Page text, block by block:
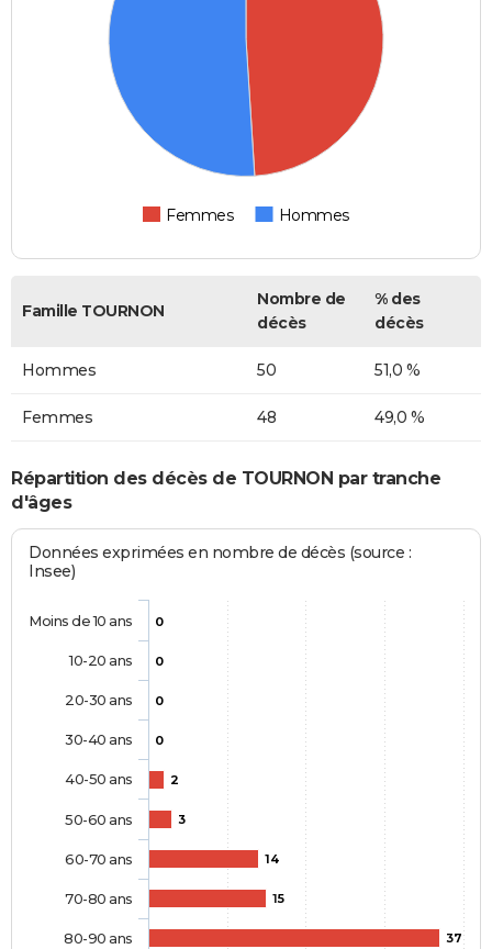
Femmes Hommes
Famille TOURNON
Nombre de
décès
% des
décès
Hommes 50 51,0 %
Femmes 48 49,0 %
Répartition des décès de TOURNON par tranche
d'âges
Données exprimées en nombre de décès (source :
Insee)
0
0
0
0
2
3
14
15
37
Moins de 10 ans
10-20 ans
20-30 ans
30-40 ans
40-50 ans
50-60 ans
60-70 ans
70-80 ans
80-90 ans